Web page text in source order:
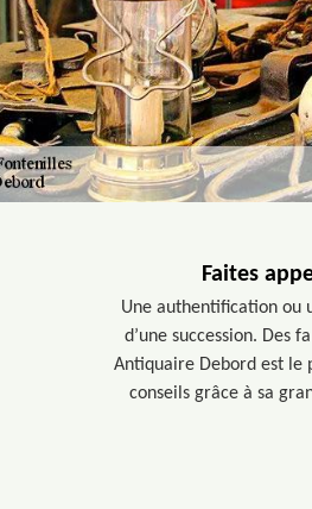
Faites
Une authentification ou
d’une succession. Des
Antiquaire Debord est le
conseils grâce à sa